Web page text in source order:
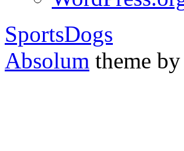
SportsDogs
Absolum theme